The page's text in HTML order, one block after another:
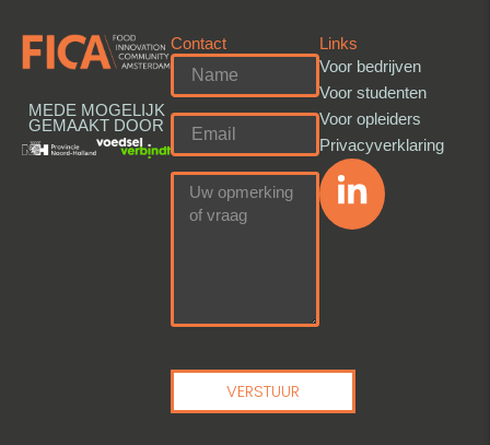
MEDE MOGELIJK
GEMAAKT DOOR
Contact
VERSTUUR
Links
Voor bedrijven
Voor studenten
Voor opleiders
Privacyverklaring